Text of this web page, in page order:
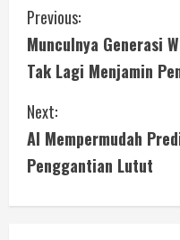
C
o
n
t
i
n
Previous:
Munculnya Generasi
Tak Lagi Menjamin
Next:
AI Mempermudah
Penggantian Lutut